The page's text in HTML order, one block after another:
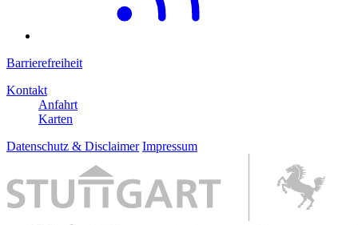
Barrierefreiheit
Kontakt
Anfahrt
Karten
Datenschutz & Disclaimer Impressum